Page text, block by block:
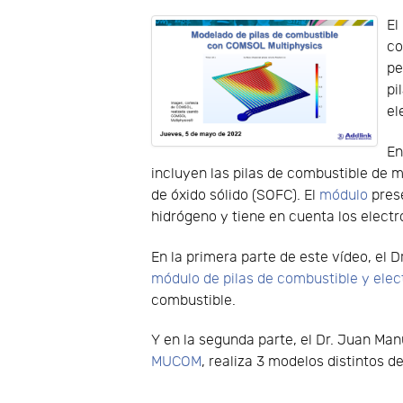
El
incluyen las pilas de combustible de
de óxido sólido (SOFC). El módulo
hidrógeno y tiene en cuenta los
En la primera parte de este vídeo, el
módulo de pilas de combustible y
combustible.
Y en la segunda parte, el Dr. Juan
MUCOM, realiza 3 modelos distintos